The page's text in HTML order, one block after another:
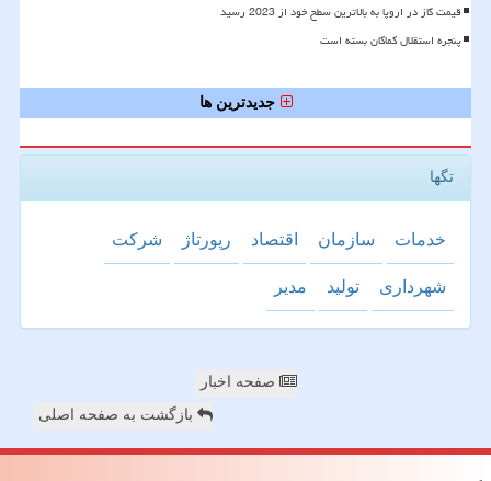
قیمت گاز در اروپا به بالاترین سطح خود از 2023 رسید
پنجره استقلال کماکان بسته است
جدیدترین ها
تگها
خدمات سازمان اقتصاد رپورتاژ شركت
شهرداری تولید مدیر
صفحه اخبار
بازگشت به صفحه اصلی